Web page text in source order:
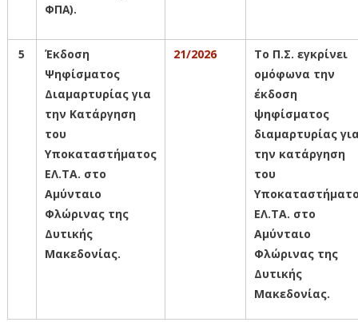
ΦΠΑ).
5
Έκδοση
Ψηφίσματος
Διαμαρτυρίας για
την Κατάργηση
του
Υποκαταστήματος
ΕΛ.ΤΑ. στο
Αμύνταιο
Φλώρινας της
Δυτικής
Μακεδονίας.
21/2026
Το Π.Σ. εγκρίνει
ομόφωνα την
έκδοση
ψηφίσματος
διαμαρτυρίας
την κατάργηση
του
ΕΛ.ΤΑ. στο
Αμύνταιο
Φλώρινας της
Δυτικής
Μακεδονίας.